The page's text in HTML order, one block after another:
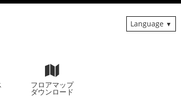
フロアマップ
ダウンロード
Language